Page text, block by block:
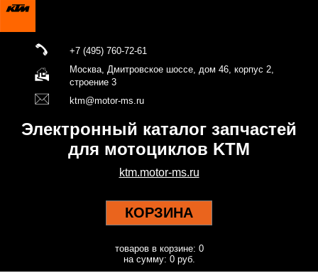
+7 (495) 760-72-61
Москва, Дмитровское шоссе, дом 46, корпус 2,
строение 3
ktm@motor-ms.ru
Электронный каталог запчастей
для мотоциклов KTM
ktm.motor-ms.ru
КОРЗИНА
товаров в корзине: 0
на сумму: 0 руб.